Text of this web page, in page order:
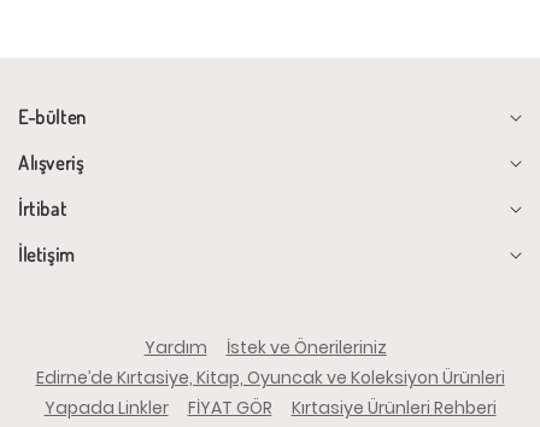
E-bülten
Alışveriş
İrtibat
İletişim
Yardım
İstek ve Önerileriniz
Edirne’de Kırtasiye, Kitap, Oyuncak ve Koleksiyon Ürünleri
Yapada Linkler
FİYAT GÖR
Kırtasiye Ürünleri Rehberi